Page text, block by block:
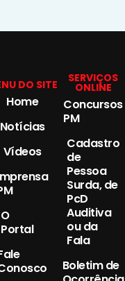
DO SITE
Home
Notícias
Vídeos
O
Portal
SERVIÇOS
ONLINE
Concursos
PM
Cadastro
de
Pessoa
Surda, de
PcD
Auditiva
ou da
Fala
Boletim de